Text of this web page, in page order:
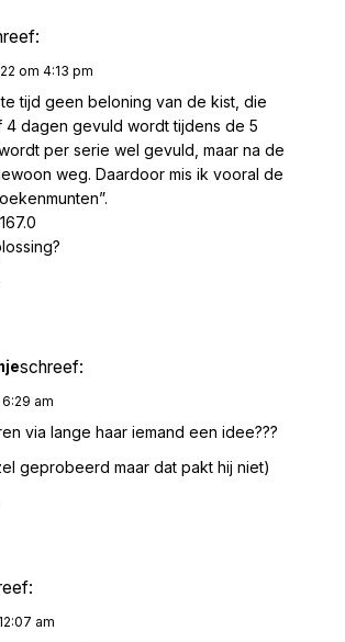
om 4:13 pm
tijd geen beloning van de kist, die
4 dagen gevuld wordt tijdens de 5
per serie wel gevuld, maar na de
weg. Daardoor mis ik vooral de
schreef:
am
via lange haar iemand een idee???
geprobeerd maar dat pakt hij niet)
am